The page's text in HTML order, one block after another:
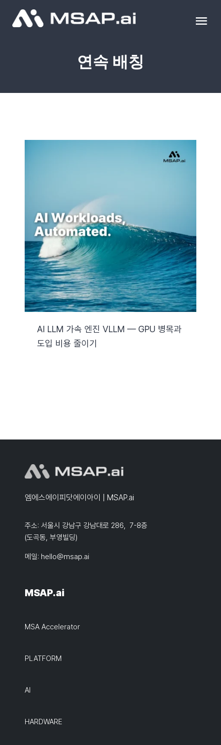
조달물품
블로그
자료실
기술지원
Search
연속 배칭
AI LLM 가속 엔진 VLLM — GPU 병목과
도입 비용 줄이기
엠에스에이피닷에이아이 | MSAP.ai
주소: 서울시 강남구 강남대로 286, 7-8층
(도곡동, 부영빌딩)
메일: hello@msap.ai
MSAP.ai
MSA Accelerator
PLATFORM
AI
HARDWARE